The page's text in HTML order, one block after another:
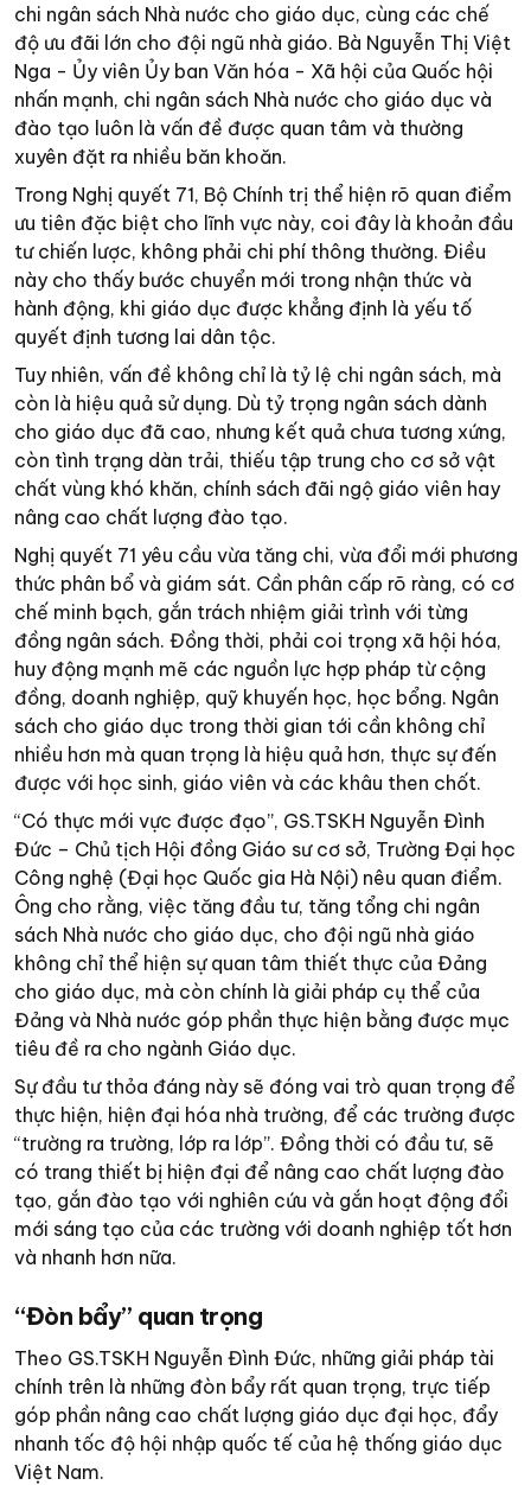
chi ngân sách Nhà nước cho giáo dục, cùng các chế
độ ưu đãi lớn cho đội ngũ nhà giáo. Bà Nguyễn Thị Việt
Nga - Ủy viên Ủy ban Văn hóa - Xã hội của Quốc hội
nhấn mạnh, chi ngân sách Nhà nước cho giáo dục và
đào tạo luôn là vấn đề được quan tâm và thường
xuyên đặt ra nhiều băn khoăn.
Trong Nghị quyết 71, Bộ Chính trị thể hiện rõ quan điểm
ưu tiên đặc biệt cho lĩnh vực này, coi đây là khoản đầu
tư chiến lược, không phải chi phí thông thường. Điều
này cho thấy bước chuyển mới trong nhận thức và
hành động, khi giáo dục được khẳng định là yếu tố
quyết định tương lai dân tộc.
Tuy nhiên, vấn đề không chỉ là tỷ lệ chi ngân sách, mà
còn là hiệu quả sử dụng. Dù tỷ trọng ngân sách dành
cho giáo dục đã cao, nhưng kết quả chưa tương xứng,
còn tình trạng dàn trải, thiếu tập trung cho cơ sở vật
chất vùng khó khăn, chính sách đãi ngộ giáo viên hay
nâng cao chất lượng đào tạo.
Nghị quyết 71 yêu cầu vừa tăng chi, vừa đổi mới phương
thức phân bổ và giám sát. Cần phân cấp rõ ràng, có cơ
chế minh bạch, gắn trách nhiệm giải trình với từng
đồng ngân sách. Đồng thời, phải coi trọng xã hội hóa,
huy động mạnh mẽ các nguồn lực hợp pháp từ cộng
đồng, doanh nghiệp, quỹ khuyến học, học bổng. Ngân
sách cho giáo dục trong thời gian tới cần không chỉ
nhiều hơn mà quan trọng là hiệu quả hơn, thực sự đến
được với học sinh, giáo viên và các khâu then chốt.
“Có thực mới vực được đạo”, GS.TSKH Nguyễn Đình
Đức – Chủ tịch Hội đồng Giáo sư cơ sở, Trường Đại học
Công nghệ (Đại học Quốc gia Hà Nội) nêu quan điểm.
Ông cho rằng, việc tăng đầu tư, tăng tổng chi ngân
sách Nhà nước cho giáo dục, cho đội ngũ nhà giáo
không chỉ thể hiện sự quan tâm thiết thực của Đảng
cho giáo dục, mà còn chính là giải pháp cụ thể của
Đảng và Nhà nước góp phần thực hiện bằng được mục
tiêu đề ra cho ngành Giáo dục.
Sự đầu tư thỏa đáng này sẽ đóng vai trò quan trọng để
thực hiện, hiện đại hóa nhà trường, để các trường được
“trường ra trường, lớp ra lớp”. Đồng thời có đầu tư, sẽ
có trang thiết bị hiện đại để nâng cao chất lượng đào
tạo, gắn đào tạo với nghiên cứu và gắn hoạt động đổi
mới sáng tạo của các trường với doanh nghiệp tốt hơn
và nhanh hơn nữa.
“Đòn bẩy” quan trọng
Theo GS.TSKH Nguyễn Đình Đức, những giải pháp tài
chính trên là những đòn bẩy rất quan trọng, trực tiếp
góp phần nâng cao chất lượng giáo dục đại học, đẩy
nhanh tốc độ hội nhập quốc tế của hệ thống giáo dục
Việt Nam.